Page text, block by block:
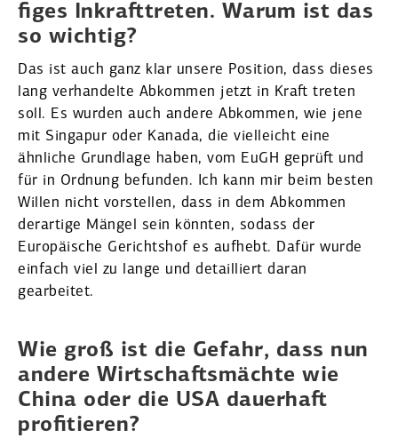
figes Inkraft­treten. Warum ist das
so wichtig?
Das ist auch ganz klar unsere Position, dass dieses
lang verhan­delte Abkommen jetzt in Kraft treten
soll. Es wurden auch andere Abkommen, wie jene
mit Singapur oder Kanada, die vielleicht eine
ähnliche Grundlage haben, vom EuGH geprüft und
für in Ordnung befunden. Ich kann mir beim besten
Willen nicht vorstellen, dass in dem Abkommen
derartige Mängel sein könnten, sodass der
Europäische Gerichtshof es aufhebt. Dafür wurde
einfach viel zu lange und detail­liert daran
gearbeitet.
Wie groß ist die Gefahr, dass nun
andere Wirtschafts­mächte wie
China oder die USA dauerhaft
profi­tieren?